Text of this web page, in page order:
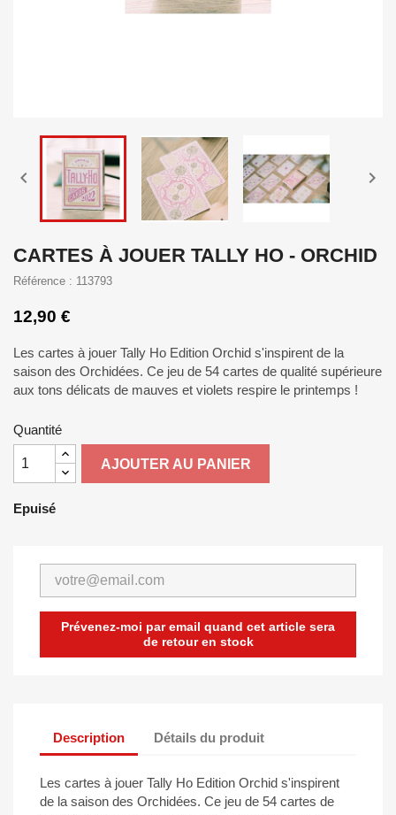
 
CARTES À JOUER TALLY HO - ORCHID
Référence : 113793
12,90 €
Les cartes à jouer Tally Ho Edition Orchid s'inspirent de la
saison des Orchidées. Ce jeu de 54 cartes de qualité supérieure
aux tons délicats de mauves et violets respire le printemps !
Quantité
AJOUTER AU PANIER
Epuisé
Prévenez-moi par email quand cet article sera
de retour en stock
Description Détails du produit
Les cartes à jouer Tally Ho Edition Orchid s'inspirent
de la saison des Orchidées. Ce jeu de 54 cartes de